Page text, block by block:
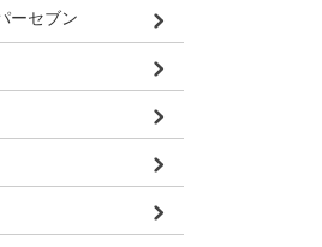
ーセブン